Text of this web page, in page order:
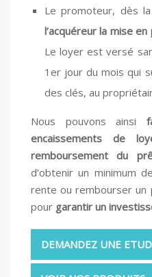
Le promoteur, dès
l’acquéreur la mise
Le loyer est versé
1er jour du mois qui
des clés, au
Nous pouvons ainsi
encaissements de
remboursement du
d’obtenir un minimum
rente ou rembourser un
pour garantir un
DEMANDEZ UNE